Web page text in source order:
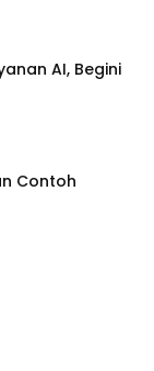
AI, Begini
Contoh